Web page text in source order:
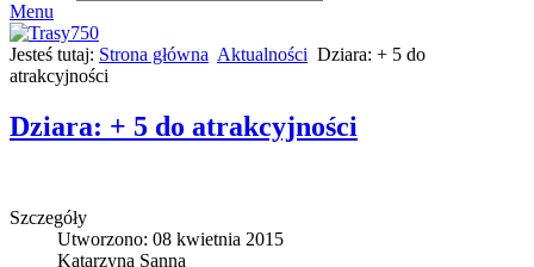
Menu
Jesteś tutaj: Strona główna Aktualności Dziara: + 5 do
atrakcyjności
Dziara: + 5 do atrakcyjności
Szczegóły
Utworzono: 08 kwietnia 2015
Katarzyna Sanna